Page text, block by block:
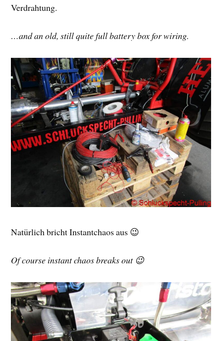
Verdrahtung.
…and an old, still quite full battery box for wiring.
Natürlich bricht Instantchaos aus 😉
Of course instant chaos breaks out 😉